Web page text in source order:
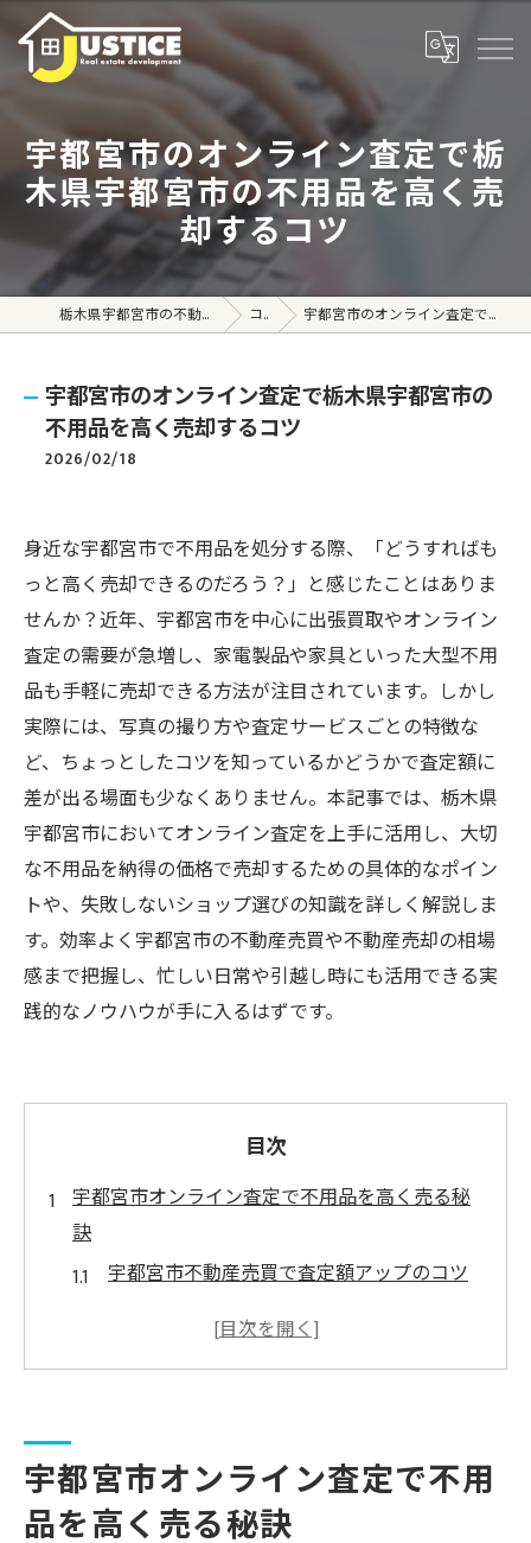
宇都宮市のオンライン査定で栃
木県宇都宮市の不用品を高く売
却するコツ
栃木県宇都宮市の不動産売買なら株式会社ジャスティス コラム 宇都宮市のオンライン査定で栃木県宇都宮市の不用品を高く売却するコツ
宇都宮市のオンライン査定で栃木県宇都宮市の
不用品を高く売却するコツ
2026/02/18
身近な宇都宮市で不用品を処分する際、「どうすればも
っと高く売却できるのだろう？」と感じたことはありま
せんか？近年、宇都宮市を中心に出張買取やオンライン
査定の需要が急増し、家電製品や家具といった大型不用
品も手軽に売却できる方法が注目されています。しかし
実際には、写真の撮り方や査定サービスごとの特徴な
ど、ちょっとしたコツを知っているかどうかで査定額に
差が出る場面も少なくありません。本記事では、栃木県
宇都宮市においてオンライン査定を上手に活用し、大切
な不用品を納得の価格で売却するための具体的なポイン
トや、失敗しないショップ選びの知識を詳しく解説しま
す。効率よく宇都宮市の不動産売買や不動産売却の相場
感まで把握し、忙しい日常や引越し時にも活用できる実
践的なノウハウが手に入るはずです。
目次
宇都宮市オンライン査定で不用品を高く売る秘
訣
宇都宮市不動産売買で査定額アップのコツ
宇都宮市不動産売却に強いリサイクルショ
宇都宮リサイクルショップ選びで失敗しな
い方法
宇都宮市オンライン査定で不用
品を高く売る秘訣